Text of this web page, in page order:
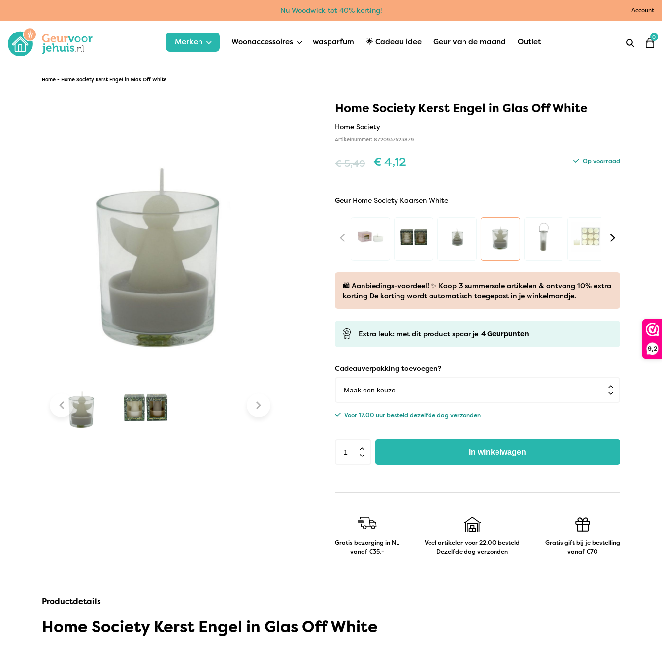
9,2
Nu Woodwick tot 40% korting! Account
Merken
Ashleigh & Burwood
Bridgewater Candle
Horomia Wasparfum
Vellutier
Max Benjamin
Woonaccessoires wasparfum 🌟 Cadeau idee Geur van de maand Outlet 0
Home - Home Society Kerst Engel in Glas Off White
Home Society Kerst Engel in Glas Off White
Home Society
Artikelnummer: 8720937523879
€5,49 €4,12 Op voorraad
Geur Home Society Kaarsen White
🛍️ Aanbiedings-voordeel! ✨ Koop 3 summersale artikelen & ontvang 10% extra
korting De korting wordt automatisch toegepast in je winkelmandje.
Extra leuk: met dit product spaar je 4Geurpunten
Cadeauverpakking toevoegen?
Voor 17.00 uur besteld dezelfde dag verzonden
In winkelwagen
Gratis bezorging in NL
vanaf €35,-
Veel artikelen voor 22.00 besteld
Dezelfde dag verzonden
Gratis gift bij je bestelling
vanaf €70
Productdetails
Home Society Kerst Engel in Glas Off White